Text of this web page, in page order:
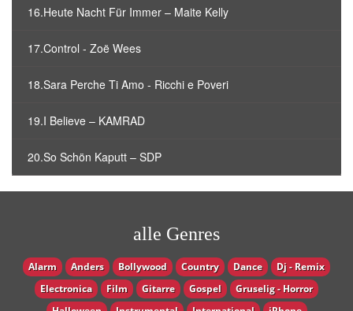
16.Heute Nacht Für Immer – Maite Kelly
17.Control - Zoë Wees
18.Sara Perche Ti Amo - Ricchi e Poveri
19.I Believe – KAMRAD
20.So Schön Kaputt – SDP
alle Genres
Alarm Anders Bollywood Country Dance
Dj - Remix
Electronica
Film Gitarre Gospel
Gruselig - Horror